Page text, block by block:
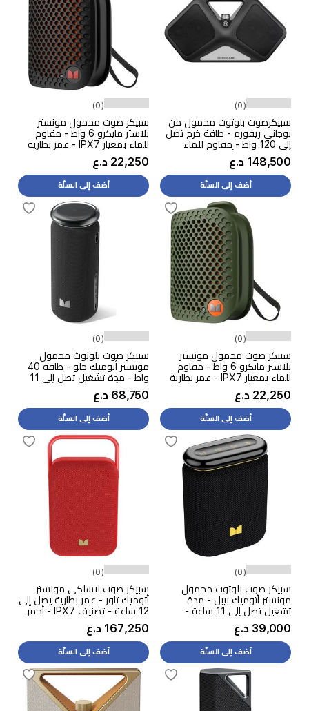
(0)
سبيكرصوت بلوتوث محمول من
بوجاني ريفورم - طاقة خرج تصل
إلى 120 واط - مقاوم للماء
بمعيار IPX5 - أسود
148,500 د.ع
أضف إلى السلّة
(0)
سبيكر صوت محمول مونستر
بلاستر مايكرو 6 واط - مقاوم
للماء بمعيار IPX7 - عمر بطارية
صوت 50% - أسود
22,250 د.ع
أضف إلى السلّة
(0)
سبيكر صوت محمول مونستر
بلاستر مايكرو 6 واط - مقاوم
للماء بمعيار IPX7 - عمر بطارية
صوت 50% - اخضر
22,250 د.ع
أضف إلى السلّة
(0)
سبيكر صوت بلوتوث محمول
مونستر أتوميك جلو - طاقة 40
واط - مدة تشغيل تصل إلى 11
ساعة - أسود
68,750 د.ع
أضف إلى السلّة
(0)
سبيكر صوت بلوتوث محمول
مونستر أتوميك بيبل - مدة
تشغيل تصل إلى 11 ساعة -
- أسود
39,000 د.ع
أضف إلى السلّة
(0)
سبيكر صوت لاسلكي مونستر
أتوميك تاور - عمر بطارية يصل إلى
12 ساعة - تصنيف IPX7 - أحمر
167,250 د.ع
أضف إلى السلّة